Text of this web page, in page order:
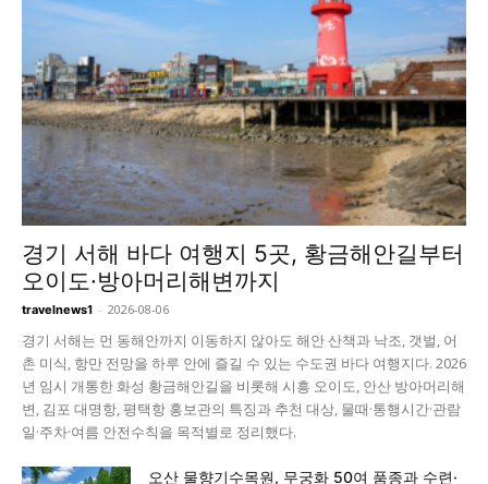
경기 서해 바다 여행지 5곳, 황금해안길부터
오이도·방아머리해변까지
travelnews1 - 2026-08-06
경기 서해는 먼 동해안까지 이동하지 않아도 해안 산책과 낙조, 갯벌, 어
촌 미식, 항만 전망을 하루 안에 즐길 수 있는 수도권 바다 여행지다. 2026
년 임시 개통한 화성 황금해안길을 비롯해 시흥 오이도, 안산 방아머리해
변, 김포 대명항, 평택항 홍보관의 특징과 추천 대상, 물때·통행시간·관람
일·주차·여름 안전수칙을 목적별로 정리했다.
오산 물향기수목원, 무궁화 50여 품종과 수련·